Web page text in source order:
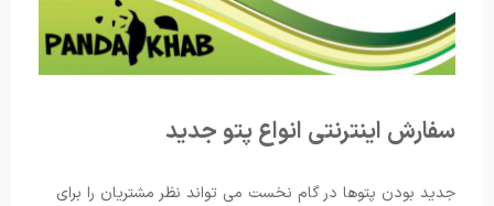
سفارش اینترنتی انواع پتو جدید
جدید بودن پتوها در گام نخست می تواند نظر مشتریان را برای